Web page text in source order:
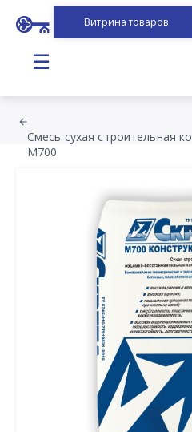
Витрина товаров
☰
Смесь сухая строительная
М700